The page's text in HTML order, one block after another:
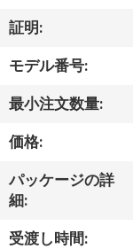
達
に
つ
て
証明:
モデル番号:
最小注文数量:
価格:
パッケージの詳
細:
受渡し時間: